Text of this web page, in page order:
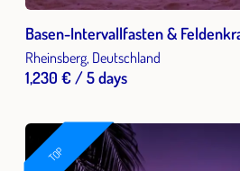
Basen-Intervallfasten &
Rheinsberg, Deutschland
1,230 € / 5 days
TOP